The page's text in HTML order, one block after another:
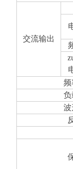
交流输出
频
负
波